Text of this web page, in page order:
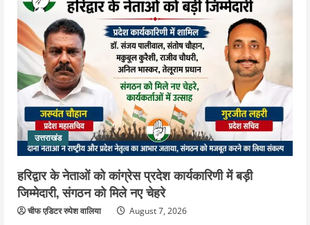
उत्तराखंड
हरिद्वार के नेताओं को कांग्रेस प्रदेश कार्यकारिणी में बड़ी
जिम्मेदारी, संगठन को मिले नए चेहरे
चीफ एडिटर रुपेश वालिया August 7, 2026